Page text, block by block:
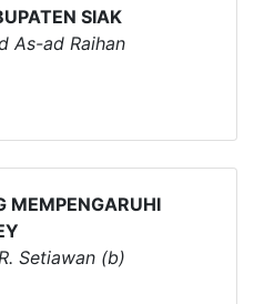
SIAK
As-ad Raihan
MEMPENGARUHI
Setiawan (b)